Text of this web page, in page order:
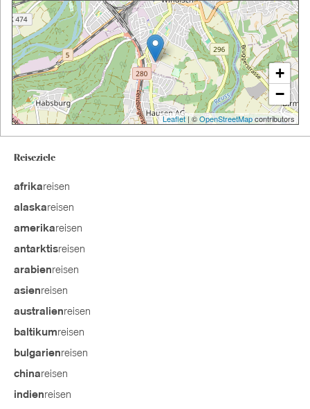
+
−
Leaflet| ©OpenStreetMapcontributors
Reiseziele
afrikareisen
alaskareisen
amerikareisen
antarktisreisen
arabienreisen
asienreisen
australienreisen
baltikumreisen
bulgarienreisen
chinareisen
indienreisen